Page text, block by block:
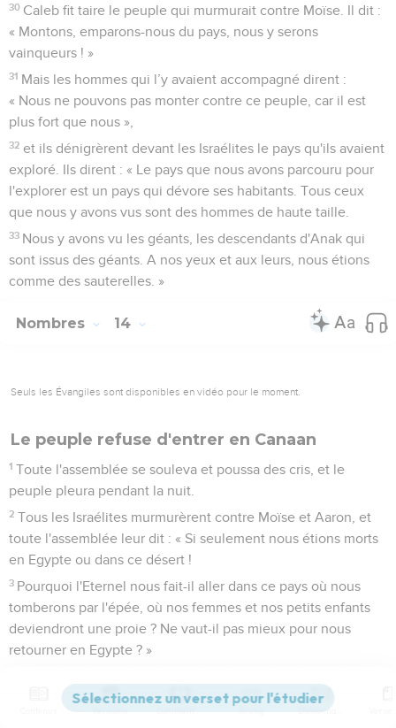
30 Caleb fit taire le peuple qui murmurait contre Moïse. Il dit :
« Montons, emparons-nous du pays, nous y serons
vainqueurs ! »
31 Mais les hommes qui l’y avaient accompagné dirent :
« Nous ne pouvons pas monter contre ce peuple, car il est
plus fort que nous »,
32 et ils dénigrèrent devant les Israélites le pays qu'ils avaient
exploré. Ils dirent : « Le pays que nous avons parcouru pour
l'explorer est un pays qui dévore ses habitants. Tous ceux
que nous y avons vus sont des hommes de haute taille.
33 Nous y avons vu les géants, les descendants d'Anak qui
sont issus des géants. A nos yeux et aux leurs, nous étions
comme des sauterelles. »
Nombres 14
Seuls les Évangiles sont disponibles en vidéo pour le moment.
Le peuple refuse d'entrer en Canaan
1 Toute l'assemblée se souleva et poussa des cris, et le
peuple pleura pendant la nuit.
2 Tous les Israélites murmurèrent contre Moïse et Aaron, et
toute l'assemblée leur dit : « Si seulement nous étions morts
en Egypte ou dans ce désert !
3 Pourquoi l'Eternel nous fait-il aller dans ce pays où nous
tomberons par l'épée, où nos femmes et nos petits enfants
deviendront une proie ? Ne vaut-il pas mieux pour nous
retourner en Egypte ? »
retournons en Egypte. »
Versions Commentaires Strong